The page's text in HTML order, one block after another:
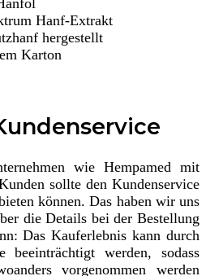
Hanf-Extrakt
hergestellt
Karton
wie Hempamed mit
sollte den Kundenservice
können. Das haben wir uns
die Details bei der Bestellung
Das Kauferlebnis kann durch
beeinträchtigt werden, sodass
vorgenommen werden